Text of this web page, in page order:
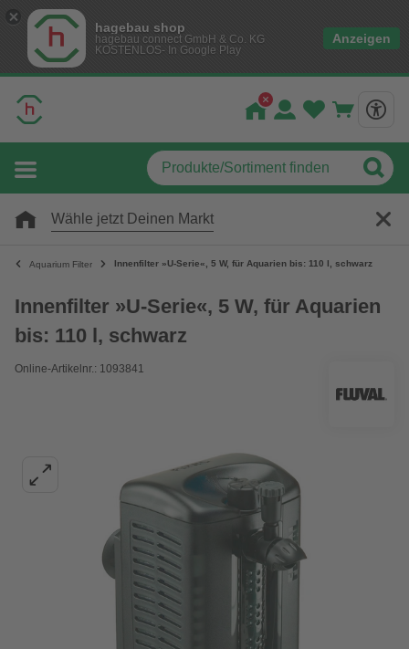
hagebau shop
hagebau connect GmbH & Co. KG
KOSTENLOS- In Google Play
Anzeigen
Wähle jetzt Deinen Markt
Aquarium Filter Innenfilter »U-Serie«, 5 W, für Aquarien bis: 110 l, schwarz
Innenfilter »U-Serie«, 5 W, für Aquarien
bis: 110 l, schwarz
Online-Artikelnr.: 1093841